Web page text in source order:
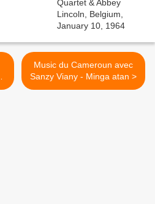
Music du Cameroun avec
Sanzy Viany - Minga atan >